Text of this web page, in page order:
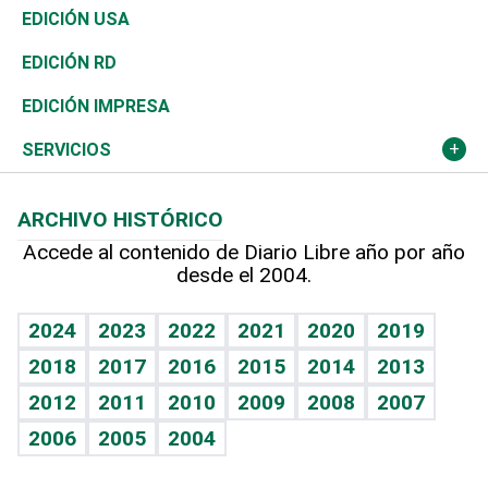
Reportajes
África
Ocenanía
Caribe
Resto del mundo
Vivienda
Telecom.
Global y variable
Economía personal
Buena Vida
Sociales
Novedades
Podcast Arte Libre
Hablando con el pediatra
Vida y familia
Eñe
Celebrando la vida
Sin complejos
Ciclismo
Tenis
Olimpismo
Más deportes
Línea de hit
TBT Deportivo
En Directo
El Espía
Noticiero Poteleche
Columnistas
Tecnología
Historia
Martes de tecnología
Cambio climático
Economía
Revista
Deportes
Opinión
Hecho en casa
Guía del dinero
EDICIÓN USA
EDICIÓN RD
EDICIÓN IMPRESA
SERVICIOS
Cumpleaños
Horóscopos
Crucigramas
ARCHIVO HISTÓRICO
Accede al contenido de Diario Libre año por año
desde el 2004.
2024 2023 2022 2021 2020
2019
2018
2017 2016 2015 2014
2013
2012
2011 2010 2009 2008
2007
2006
2005 2004